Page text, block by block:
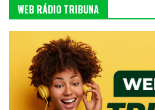
WEB RÁDIO TRIBUNA